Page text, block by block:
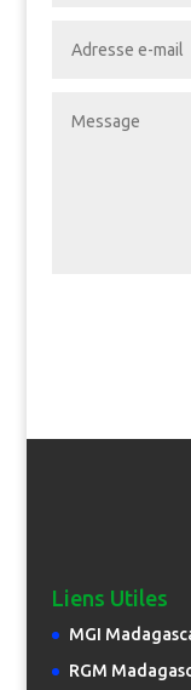
Liens Utiles
MGI
RGM